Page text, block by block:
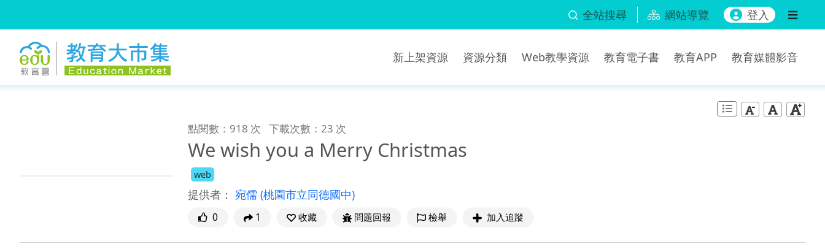
全站搜尋 網站導覽 登入
新上架資源 資源分類 Web教學資源 教育電子書 教育APP 教育媒體影音
點閱數：918 次 下載次數：23 次
We wish you a Merry Christmas
web
提供者： 宛儒 (桃園市立同德國中)
0 1 收藏 問題回報 檢舉 加入追蹤